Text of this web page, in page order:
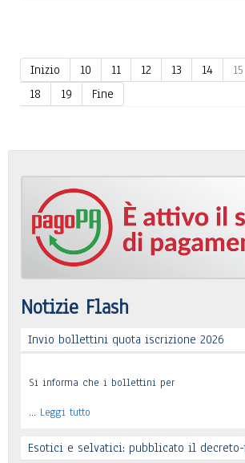
Inizio 10 11 12 13 14 15
18
19 Fine
Notizie Flash
Invio bollettini quota iscrizione 2026
Si informa che i bollettini per
… Leggi tutto
Esotici e selvatici: pubblicato il decreto-